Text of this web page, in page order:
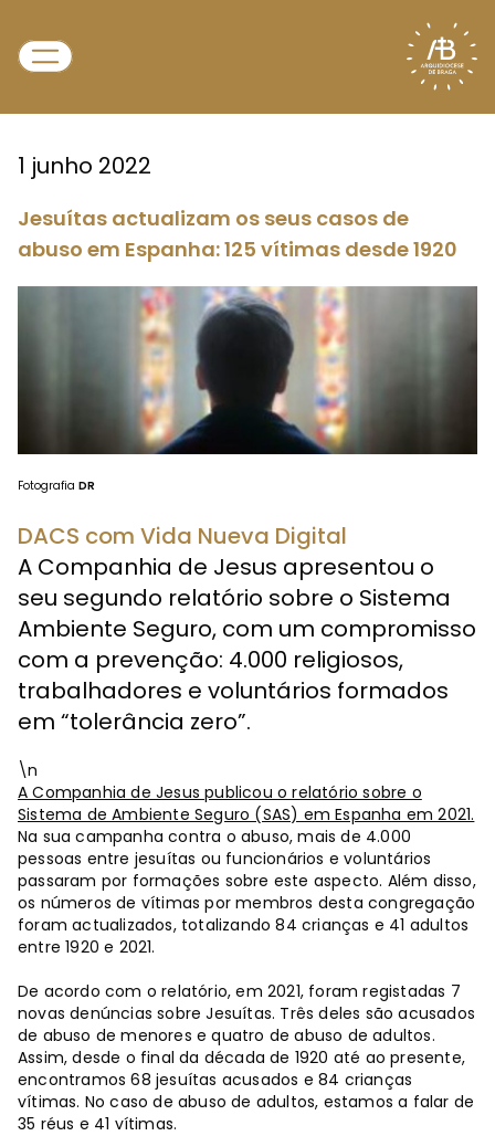
1 junho 2022
Jesuítas actualizam os seus casos de
abuso em Espanha: 125 vítimas desde 1920
Fotografia DR
DACS com Vida Nueva Digital
A Companhia de Jesus apresentou o
seu segundo relatório sobre o Sistema
Ambiente Seguro, com um compromisso
com a prevenção: 4.000 religiosos,
trabalhadores e voluntários formados
em “tolerância zero”.
\n
A Companhia de Jesus publicou o relatório sobre o
Sistema de Ambiente Seguro (SAS) em Espanha em 2021.
Na sua campanha contra o abuso, mais de 4.000
pessoas entre jesuítas ou funcionários e voluntários
passaram por formações sobre este aspecto. Além disso,
os números de vítimas por membros desta congregação
foram actualizados, totalizando 84 crianças e 41 adultos
entre 1920 e 2021.
De acordo com o relatório, em 2021, foram registadas 7
novas denúncias sobre Jesuítas. Três deles são acusados
​​de abuso de menores e quatro de abuso de adultos.
Assim, desde o final da década de 1920 até ao presente,
encontramos 68 jesuítas acusados ​​e 84 crianças
vítimas. No caso de abuso de adultos, estamos a falar de
35 réus e 41 vítimas.